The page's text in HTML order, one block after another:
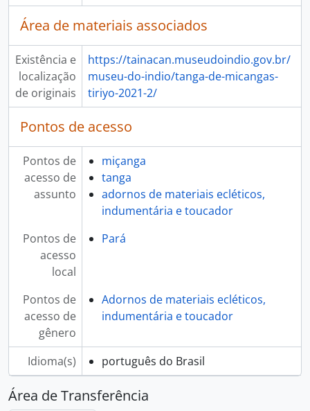
Área de materiais associados
Existência e
localização
de originais
https://tainacan.museudoindio.gov.br/
museu-do-indio/tanga-de-micangas-
tiriyo-2021-2/
Pontos de acesso
Pontos de
acesso de
assunto
miçanga
tanga
adornos de materiais ecléticos,
indumentária e toucador
Pontos de
acesso
local
Pará
Pontos de
acesso de
gênero
Adornos de materiais ecléticos,
indumentária e toucador
Idioma(s) português do Brasil
Área de Transferência